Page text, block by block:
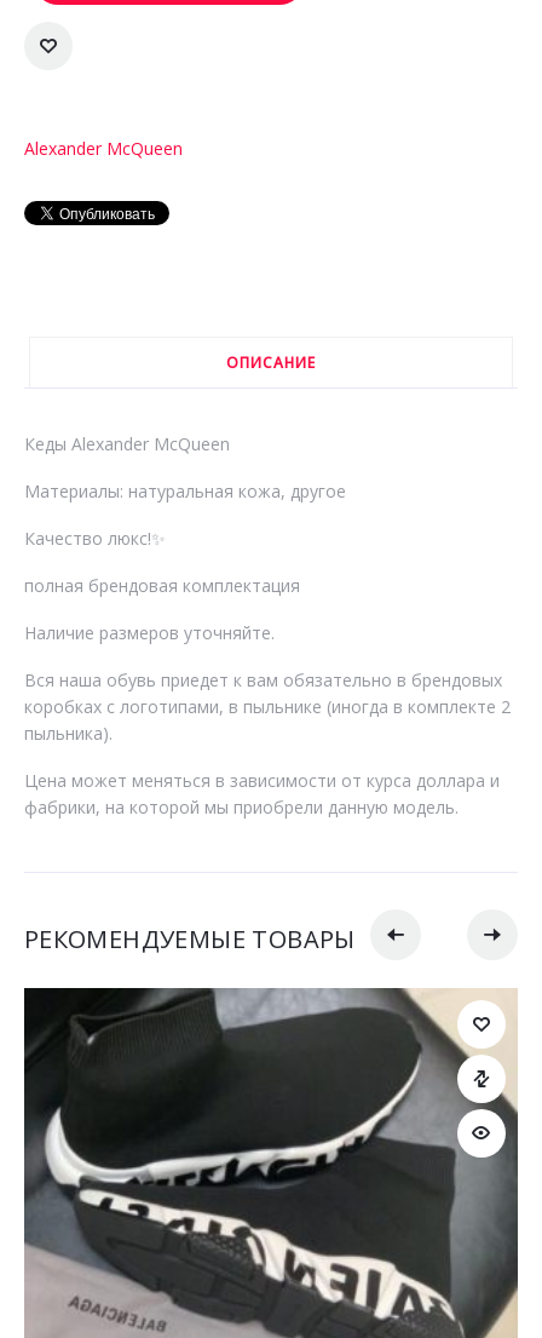
Alexander McQueen
ОПИСАНИЕ
Кеды Alexander McQueen
Материалы: натуральная кожа, другое
Качество люкс!✨
полная брендовая комплектация
Наличие размеров уточняйте.
Вся наша обувь приедет к вам обязательно в брендовых
коробках с логотипами, в пыльнике (иногда в комплекте 2
пыльника).
Цена может меняться в зависимости от курса доллара и
фабрики, на которой мы приобрели данную модель.
РЕКОМЕНДУЕМЫЕ ТОВАРЫ